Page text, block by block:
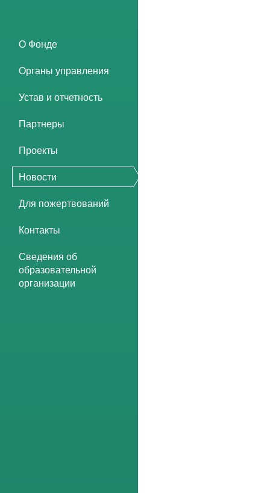
О Фонде
Органы управления
Устав и отчетность
Партнеры
Проекты
Новости
Для пожертвований
Контакты
Сведения об
образовательной
организации